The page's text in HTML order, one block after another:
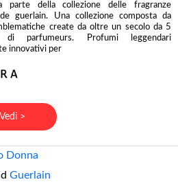
parte della collezione delle fragranze
de guerlain. Una collezione composta da
create da oltre un secolo da 5
di parfumeurs. Profumi leggendari
innovativi per
Vedi >
Donna
Guerlain